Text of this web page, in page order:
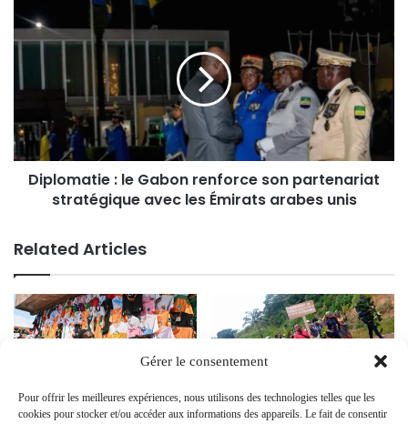
Gérer le consentement
Pour offrir les meilleures expériences, nous utilisons des technologies telles que les
cookies pour stocker et/ou accéder aux informations des appareils. Le fait de consentir
Diplomatie : le Gabon renforce son partenariat
stratégique avec les Émirats arabes unis
Related Articles
La CAN 2024 en Côte d’Ivoire : Crise à Mimongo : Les Habitants